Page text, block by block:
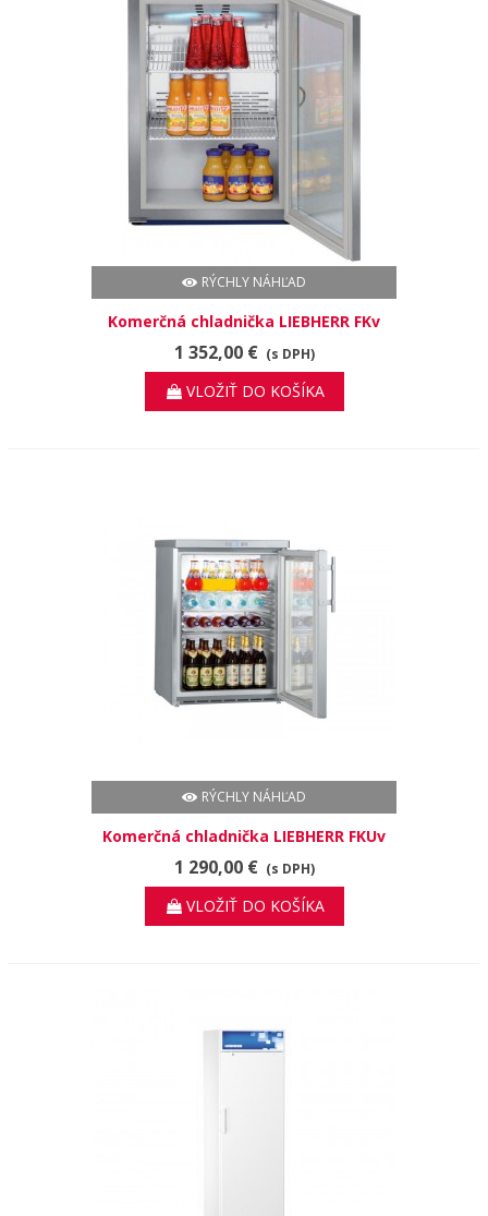
RÝCHLY NÁHĽAD
Komerčná chladnička LIEBHERR FKv
503
1 352,00 € (s DPH)
VLOŽIŤ DO KOŠÍKA
RÝCHLY NÁHĽAD
Komerčná chladnička LIEBHERR FKUv
1663
1 290,00 € (s DPH)
VLOŽIŤ DO KOŠÍKA